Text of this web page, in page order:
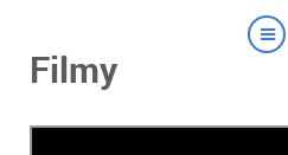
Filmy